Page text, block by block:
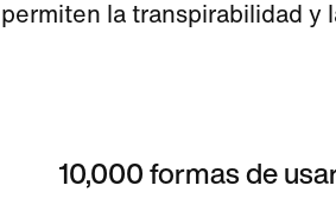
la transpirabilidad y
10,000 formas de